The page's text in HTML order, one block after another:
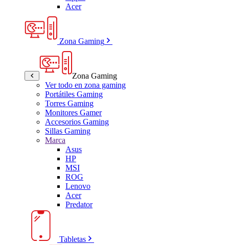
Acer
Zona Gaming
Zona Gaming
Ver todo en zona gaming
Portátiles Gaming
Torres Gaming
Monitores Gamer
Accesorios Gaming
Sillas Gaming
Marca
Asus
HP
MSI
ROG
Lenovo
Acer
Predator
Tabletas